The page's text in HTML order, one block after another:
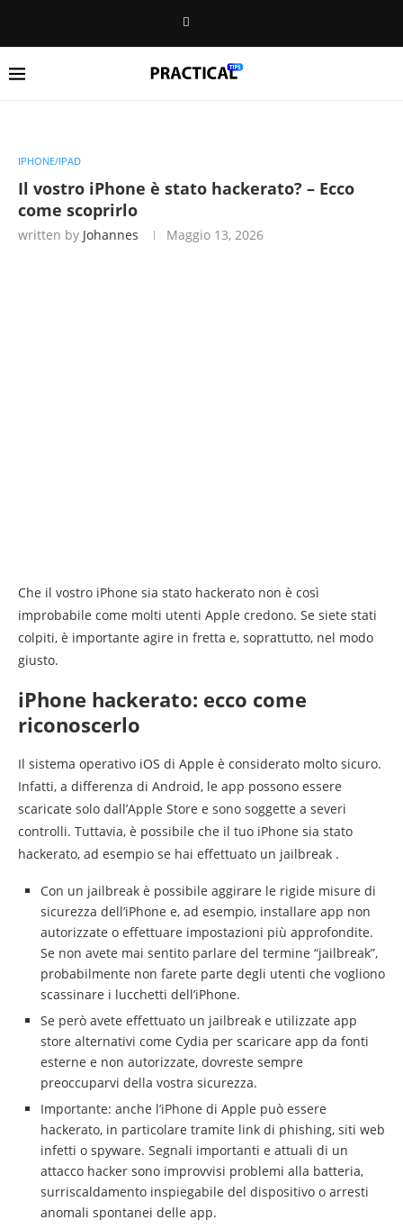
IPHONE/IPAD
Il vostro iPhone è stato hackerato? – Ecco
come scoprirlo
written by Johannes Maggio 13, 2026
Che il vostro iPhone sia stato hackerato non è così
improbabile come molti utenti Apple credono. Se siete stati
colpiti, è importante agire in fretta e, soprattutto, nel modo
giusto.
iPhone hackerato: ecco come
riconoscerlo
Il sistema operativo iOS di Apple è considerato molto sicuro.
Infatti, a differenza di Android, le app possono essere
scaricate solo dall’Apple Store e sono soggette a severi
controlli. Tuttavia, è possibile che il tuo iPhone sia stato
hackerato, ad esempio se hai effettuato un jailbreak .
Con un jailbreak è possibile aggirare le rigide misure di
sicurezza dell’iPhone e, ad esempio, installare app non
autorizzate o effettuare impostazioni più approfondite.
Se non avete mai sentito parlare del termine “jailbreak”,
probabilmente non farete parte degli utenti che vogliono
scassinare i lucchetti dell’iPhone.
Se però avete effettuato un jailbreak e utilizzate app
store alternativi come Cydia per scaricare app da fonti
esterne e non autorizzate, dovreste sempre
preoccuparvi della vostra sicurezza.
Importante: anche l’iPhone di Apple può essere
hackerato, in particolare tramite link di phishing, siti web
infetti o spyware. Segnali importanti e attuali di un
attacco hacker sono improvvisi problemi alla batteria,
surriscaldamento inspiegabile del dispositivo o arresti
anomali spontanei delle app.